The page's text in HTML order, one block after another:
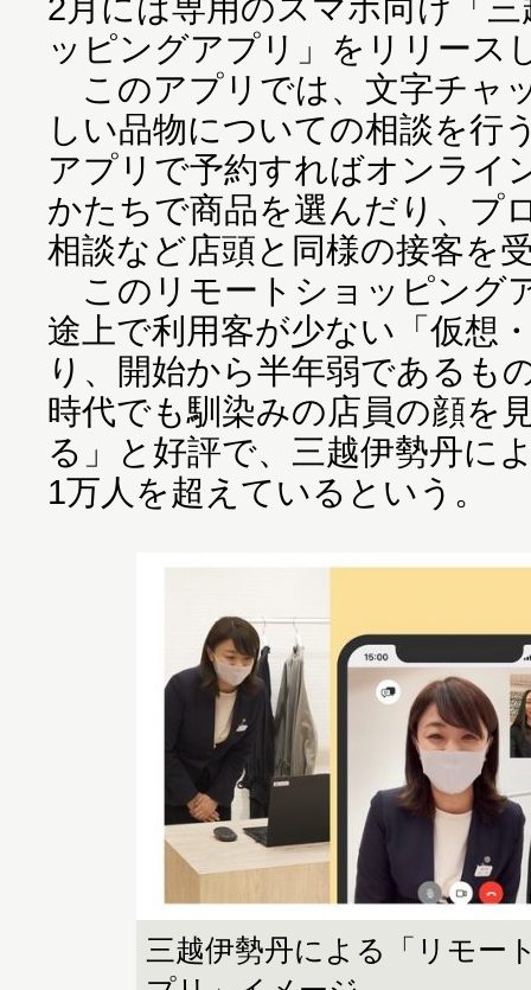
ッピングアプリ」をリリース
このアプリでは、文字チャ
しい品物についての相談を行
アプリで予約すればオンライ
かたちで商品を選んだり、プ
相談など店頭と同様の接客を
このリモートショッピング
途上で利用客が少ない「仮想
り、開始から半年弱であるも
時代でも馴染みの店員の顔を
る」と好評で、三越伊勢丹に
1万人を超えているという。
三越伊勢丹による「リモー